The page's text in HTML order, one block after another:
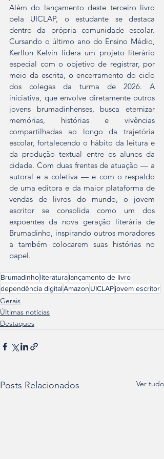
Além do lançamento deste terceiro livro
pela UICLAP, o estudante se destaca
dentro da própria comunidade escolar.
Cursando o último ano do Ensino Médio,
Kerllon Kelvin lidera um projeto literário
especial com o objetivo de registrar, por
meio da escrita, o encerramento do ciclo
dos colegas da turma de 2026. A
iniciativa, que envolve diretamente outros
jovens brumadinhenses, busca eternizar
memórias, histórias e vivências
compartilhadas ao longo da trajetória
escolar, fortalecendo o hábito da leitura e
da produção textual entre os alunos da
cidade. Com duas frentes de atuação — a
autoral e a coletiva — e com o respaldo
de uma editora e da maior plataforma de
vendas de livros do mundo, o jovem
escritor se consolida como um dos
expoentes da nova geração literária de
Brumadinho, inspirando outros moradores
a também colocarem suas histórias no
papel.
Brumadinholiteraturalançamento de livro
dependência digitalAmazon UICLAPjovem escritor
Gerais
Últimas notícias
Destaques
Posts Relacionados Ver tudo